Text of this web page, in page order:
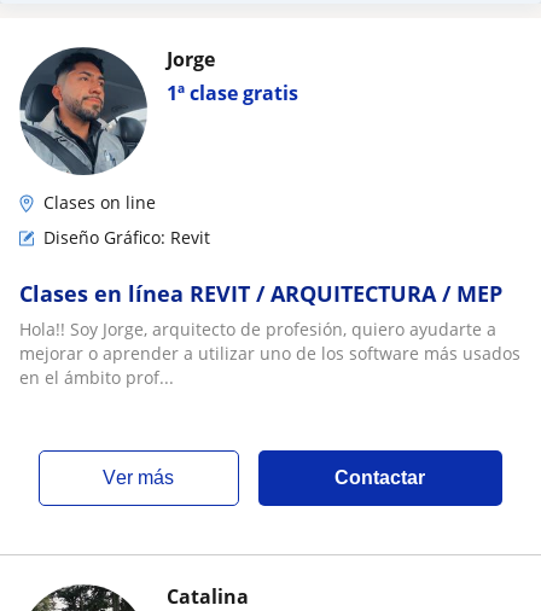
1ª clase gratis
Jorge
Clases on line
Diseño Gráfico: Revit
Clases en línea REVIT / ARQUITECTURA / MEP
Hola!! Soy Jorge, arquitecto de profesión, quiero ayudarte a
mejorar o aprender a utilizar uno de los software más usados
en el ámbito prof...
ver más Contactar
Catalina